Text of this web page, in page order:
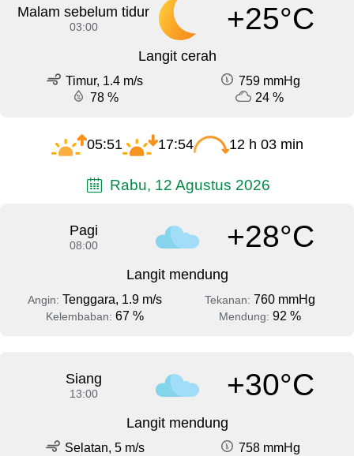
Malam sebelum tidur
03:00 +25°C
Langit cerah
Timur, 1.4 m/s
759 mmHg
78 %
24 %
05:51 17:54 12 h 03 min
Rabu, 12 Agustus 2026
Pagi
08:00 +28°C
Langit mendung
Angin: Tenggara, 1.9 m/s Tekanan: 760 mmHg
Kelembaban: 67 % Mendung: 92 %
Siang
13:00 +30°C
Langit mendung
Selatan, 5 m/s
758 mmHg